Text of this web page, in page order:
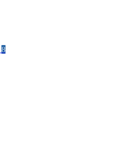
8